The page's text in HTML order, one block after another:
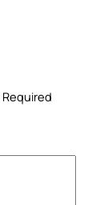
Required